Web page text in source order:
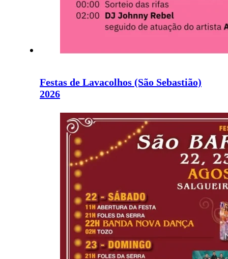
Festas de Lavacolhos (São Sebastião)
2026